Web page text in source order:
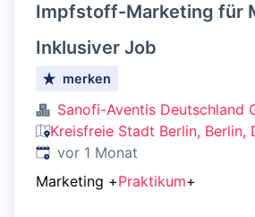
Impfstoff-Marketing für
Inklusiver Job
merken
Sanofi-Aventis Deutschland
Kreisfreie Stadt Berlin, Berlin,
Veröffentlicht:
vor 1 Monat
Marketing +Praktikum+